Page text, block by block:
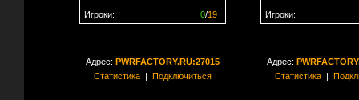
0/19
Игроки:
Игроки:
Адрес: PWRFACTORY.RU:27015
Статистика| Подключиться
Адрес:
Статистика|